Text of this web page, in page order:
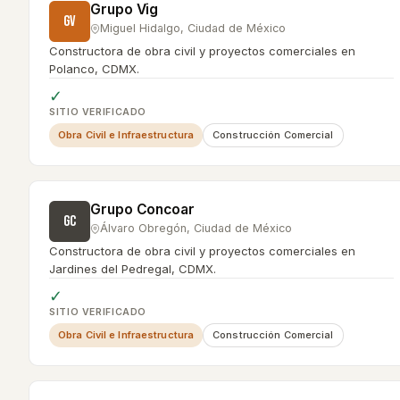
GV
Grupo Vig
Miguel Hidalgo, Ciudad de México
Constructora de obra civil y proyectos comerciales en
Polanco, CDMX.
✓
SITIO VERIFICADO
Obra Civil e Infraestructura Construcción Comercial
GC
Grupo Concoar
Álvaro Obregón, Ciudad de México
Constructora de obra civil y proyectos comerciales en
Jardines del Pedregal, CDMX.
✓
SITIO VERIFICADO
Obra Civil e Infraestructura Construcción Comercial